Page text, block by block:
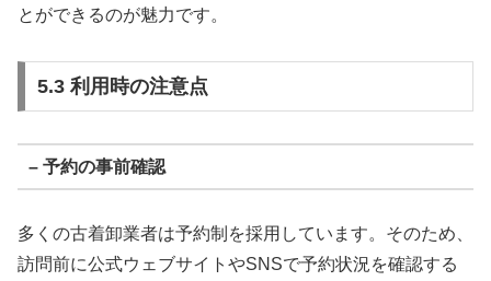
とができるのが魅力です。
5.3 利用時の注意点
– 予約の事前確認
多くの古着卸業者は予約制を採用しています。そのため、
訪問前に公式ウェブサイトやSNSで予約状況を確認する